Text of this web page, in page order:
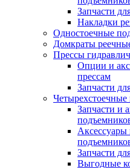
Запчасти
Накладки
Одностоечные
Домкраты
Прессы
Опции и
прессам
Запчасти
Запчасти и
Аксессуары
Запчасти
Выгодные